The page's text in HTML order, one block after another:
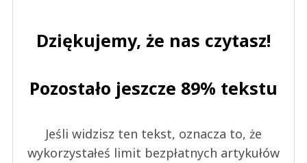
Dziękujemy, że nas czytasz!
Pozostało jeszcze 89% tekstu
Jeśli widzisz ten tekst, oznacza to, że
wykorzystałeś limit bezpłatnych artykułów